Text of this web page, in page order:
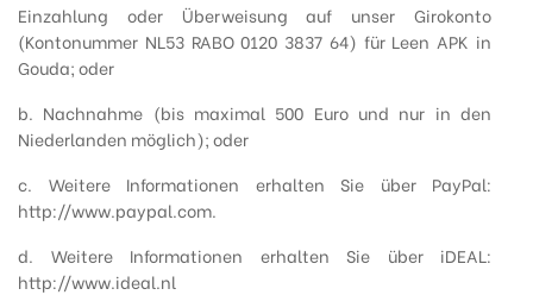
Einzahlung oder Überweisung auf unser Girokonto
(Kontonummer NL53 RABO 0120 3837 64) für Leen APK in
Gouda; oder
b. Nachnahme (bis maximal 500 Euro und nur in den
Niederlanden möglich); oder
c. Weitere Informationen erhalten Sie über PayPal:
http://www.paypal.com.
d. Weitere Informationen erhalten Sie über iDEAL:
http://www.ideal.nl